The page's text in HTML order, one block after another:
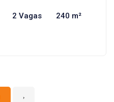
2 Vagas 240 m²
›